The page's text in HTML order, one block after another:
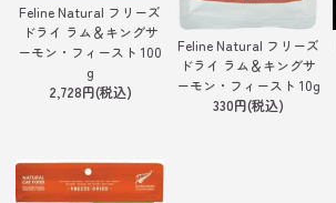
Feline Natural フリーズ
ドライ ラム＆キングサ
ーモン・フィースト 100
g
2,728円(税込)
Feline Natural フリーズ
ドライ ラム＆キングサ
ーモン・フィースト 10g
330円(税込)